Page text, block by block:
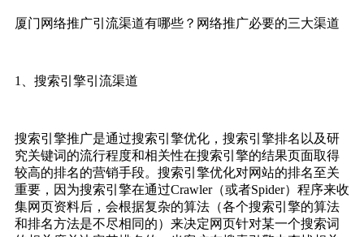
厦门网络推广引流渠道有哪些？网络推广必要的三大渠道
1、搜索引擎引流渠道
搜索引擎推广是通过搜索引擎优化，搜索引擎排名以及研
究关键词的流行程度和相关性在搜索引擎的结果页面取得
较高的排名的营销手段。搜索引擎优化对网站的排名至关
重要，因为搜索引擎在通过Crawler（或者Spider）程序来收
集网页资料后，会根据复杂的算法（各个搜索引擎的算法
和排名方法是不尽相同的）来决定网页针对某一个搜索词